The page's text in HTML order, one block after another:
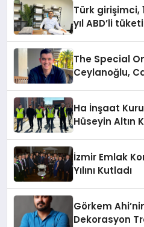
Türk girişimci,
yıl ABD’li
The Special
Ceylanoğlu,
Ha İnşaat
Hüseyin Altın
İzmir Emlak
Yılını Kutladı
Görkem
Dekorasyon